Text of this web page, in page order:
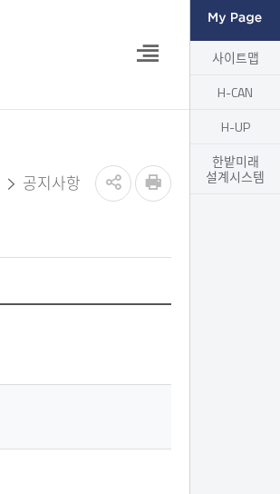
사이트맵
H-CAN
H-UP
한밭미래
설계시스템
공지사항